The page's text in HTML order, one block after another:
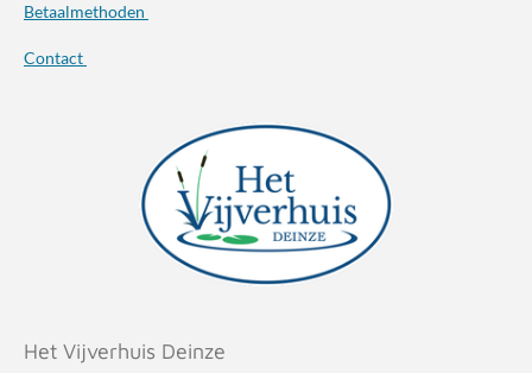
Betaalmethoden
Contact
Het Vijverhuis Deinze